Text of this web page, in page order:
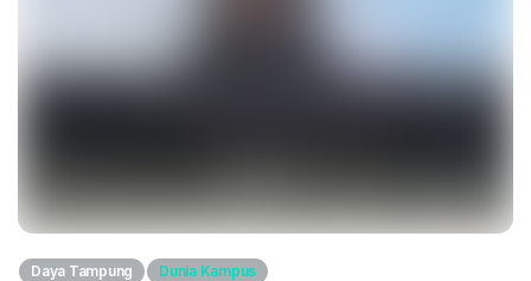
Daya Tampung Dunia Kampus